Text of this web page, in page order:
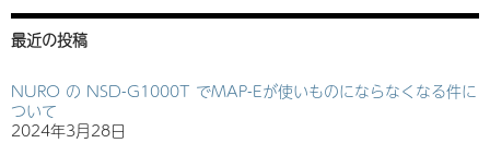
シ
ョ
ン
最近の投稿
NURO の NSD-G1000T でMAP-Eが使いものにならなくなる件に
ついて
2024年3月28日